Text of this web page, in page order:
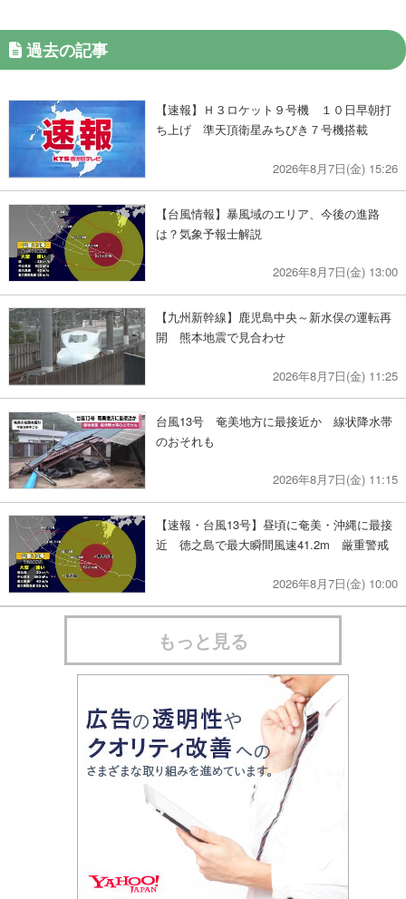
過去の記事
【速報】Ｈ３ロケット９号機 １０日早朝打
ち上げ 準天頂衛星みちびき７号機搭載
2026年8月7日(金) 15:26
【台風情報】暴風域のエリア、今後の進路
は？気象予報士解説
2026年8月7日(金) 13:00
【九州新幹線】鹿児島中央～新水俣の運転再
開 熊本地震で見合わせ
2026年8月7日(金) 11:25
台風13号 奄美地方に最接近か 線状降水帯
のおそれも
2026年8月7日(金) 11:15
【速報・台風13号】昼頃に奄美・沖縄に最接
近 徳之島で最大瞬間風速41.2m 厳重警戒
2026年8月7日(金) 10:00
もっと見る